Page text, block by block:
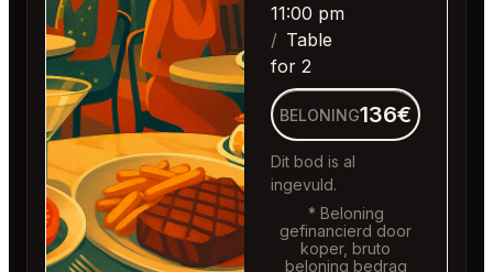
11:00 pm
Table
for 2
BELONING136€
Dit bod is al
ingevuld.
* Beloning
gefinancierd door
koper, bruto
beloning bedrag